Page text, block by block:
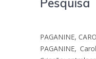
Pesquisa
PAGANINE,
PAGANINE,